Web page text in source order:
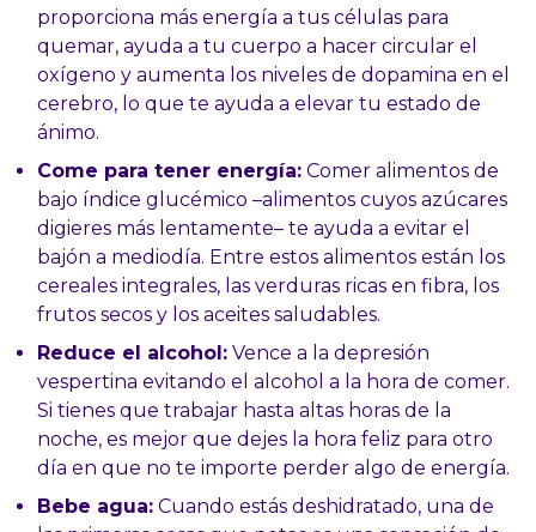
proporciona más energía a tus células para
quemar, ayuda a tu cuerpo a hacer circular el
oxígeno y aumenta los niveles de dopamina en el
cerebro, lo que te ayuda a elevar tu estado de
ánimo.
Come para tener energía: Comer alimentos de
bajo índice glucémico –alimentos cuyos azúcares
digieres más lentamente– te ayuda a evitar el
bajón a mediodía. Entre estos alimentos están los
cereales integrales, las verduras ricas en fibra, los
frutos secos y los aceites saludables.
Reduce el alcohol: Vence a la depresión
vespertina evitando el alcohol a la hora de comer.
Si tienes que trabajar hasta altas horas de la
noche, es mejor que dejes la hora feliz para otro
día en que no te importe perder algo de energía.
Bebe agua: Cuando estás deshidratado, una de